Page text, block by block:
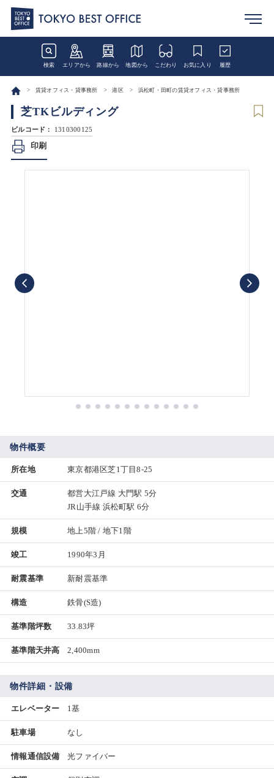
検索 エリアから 路線から 地図から こだわり お気に入り 履歴
賃貸オフィス・貸事務所 港区 浜松町・田町の賃貸オフィス・貸事務所
芝TKビルディング
ビルコード： 1310300125
印刷
物件概要
所在地 東京都港区芝1丁目8-25
交通
都営大江戸線 大門駅 5分
JR山手線 浜松町駅 6分
規模 地上5階 / 地下1階
竣工 1990年3月
耐震基準 新耐震基準
構造 鉄骨(S造)
基準階坪数 33.83坪
基準階天井高 2,400mm
物件詳細・設備
エレベーター 1基
駐車場 なし
情報通信設備 光ファイバー